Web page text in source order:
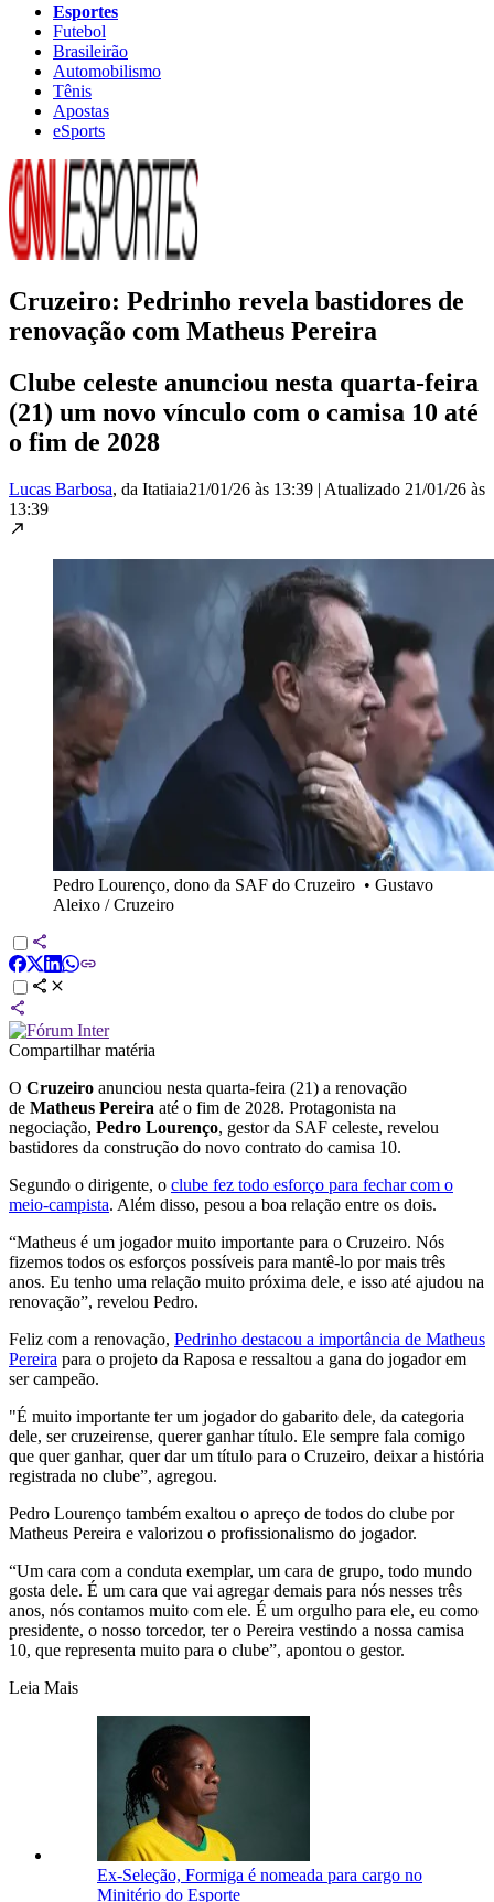
Esportes
Futebol
Brasileirão
Automobilismo
Tênis
Apostas
eSports
Cruzeiro: Pedrinho revela bastidores de
renovação com Matheus Pereira
Clube celeste anunciou nesta quarta-feira
(21) um novo vínculo com o camisa 10 até
o fim de 2028
Lucas Barbosa, da Itatiaia21/01/26 às 13:39 | Atualizado 21/01/26 às
13:39
Pedro Lourenço, dono da SAF do Cruzeiro • Gustavo
Aleixo / Cruzeiro
Compartilhar matéria
O Cruzeiro anunciou nesta quarta-feira (21) a renovação
de Matheus Pereira até o fim de 2028. Protagonista na
negociação, Pedro Lourenço, gestor da SAF celeste, revelou
bastidores da construção do novo contrato do camisa 10.
Segundo o dirigente, o clube fez todo esforço para fechar com o
meio-campista. Além disso, pesou a boa relação entre os dois.
“Matheus é um jogador muito importante para o Cruzeiro. Nós
fizemos todos os esforços possíveis para mantê-lo por mais três
anos. Eu tenho uma relação muito próxima dele, e isso até ajudou na
renovação”, revelou Pedro.
Feliz com a renovação, Pedrinho destacou a importância de Matheus
Pereira para o projeto da Raposa e ressaltou a gana do jogador em
ser campeão.
"É muito importante ter um jogador do gabarito dele, da categoria
dele, ser cruzeirense, querer ganhar título. Ele sempre fala comigo
que quer ganhar, quer dar um título para o Cruzeiro, deixar a história
registrada no clube”, agregou.
Pedro Lourenço também exaltou o apreço de todos do clube por
Matheus Pereira e valorizou o profissionalismo do jogador.
“Um cara com a conduta exemplar, um cara de grupo, todo mundo
gosta dele. É um cara que vai agregar demais para nós nesses três
anos, nós contamos muito com ele. É um orgulho para ele, eu como
presidente, o nosso torcedor, ter o Pereira vestindo a nossa camisa
10, que representa muito para o clube”, apontou o gestor.
Leia Mais
Ex-Seleção, Formiga é nomeada para cargo no
Minitério do Esporte